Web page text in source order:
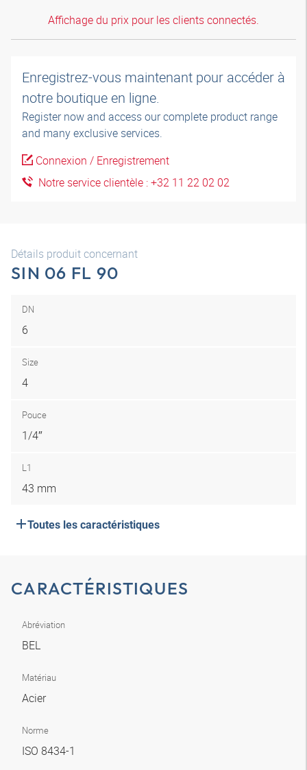
Affichage du prix pour les clients connectés.
Enregistrez-vous maintenant pour accéder à
notre boutique en ligne.
Register now and access our complete product range
and many exclusive services.
Connexion / Enregistrement
Notre service clientèle : +32 11 22 02 02
Détails produit concernant
SIN 06 FL 90
DN
6
Size
4
Pouce
1/4″
L1
43 mm
Toutes les caractéristiques
CARACTÉRISTIQUES
Abréviation
BEL
Matériau
Acier
Norme
ISO 8434-1